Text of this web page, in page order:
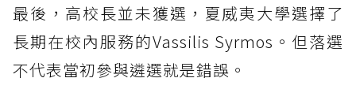
最後，高校長並未獲選，夏威夷大學選擇了
長期在校內服務的Vassilis Syrmos。但落選
不代表當初參與遴選就是錯誤。